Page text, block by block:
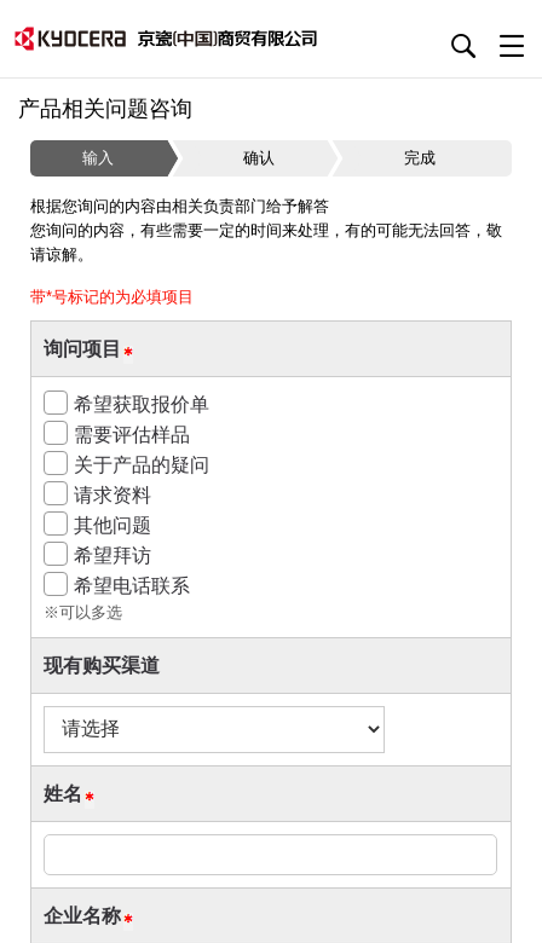
产品相关问题咨询
输入 确认 完成
根据您询问的内容由相关负责部门给予解答
您询问的内容，有些需要一定的时间来处理，有的可能无法回答，敬
请谅解。
带*号标记的为必填项目
询问项目
希望获取报价单
需要评估样品
关于产品的疑问
请求资料
其他问题
希望拜访
希望电话联系
※可以多选
现有购买渠道
姓名
企业名称